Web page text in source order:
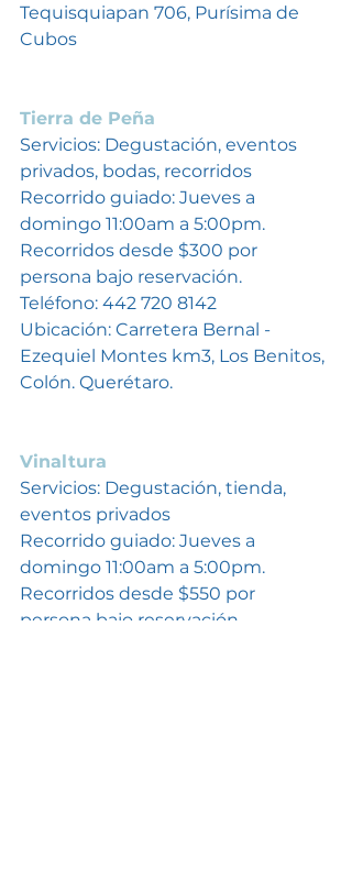
Tequisquiapan 706, Purísima de
Cubos
Tierra de Peña
Servicios: Degustación, eventos
privados, bodas, recorridos
Recorrido guiado: Jueves a
domingo 11:00am a 5:00pm.
Recorridos desde $300 por
persona bajo reservación.
Teléfono: 442 720 8142
Ubicación: Carretera Bernal -
Ezequiel Montes km3, Los Benitos,
Colón. Querétaro.
Vinaltura
Servicios: Degustación, tienda,
eventos privados
Recorrido guiado: Jueves a
domingo 11:00am a 5:00pm.
Recorridos desde $550 por
persona bajo reservación.